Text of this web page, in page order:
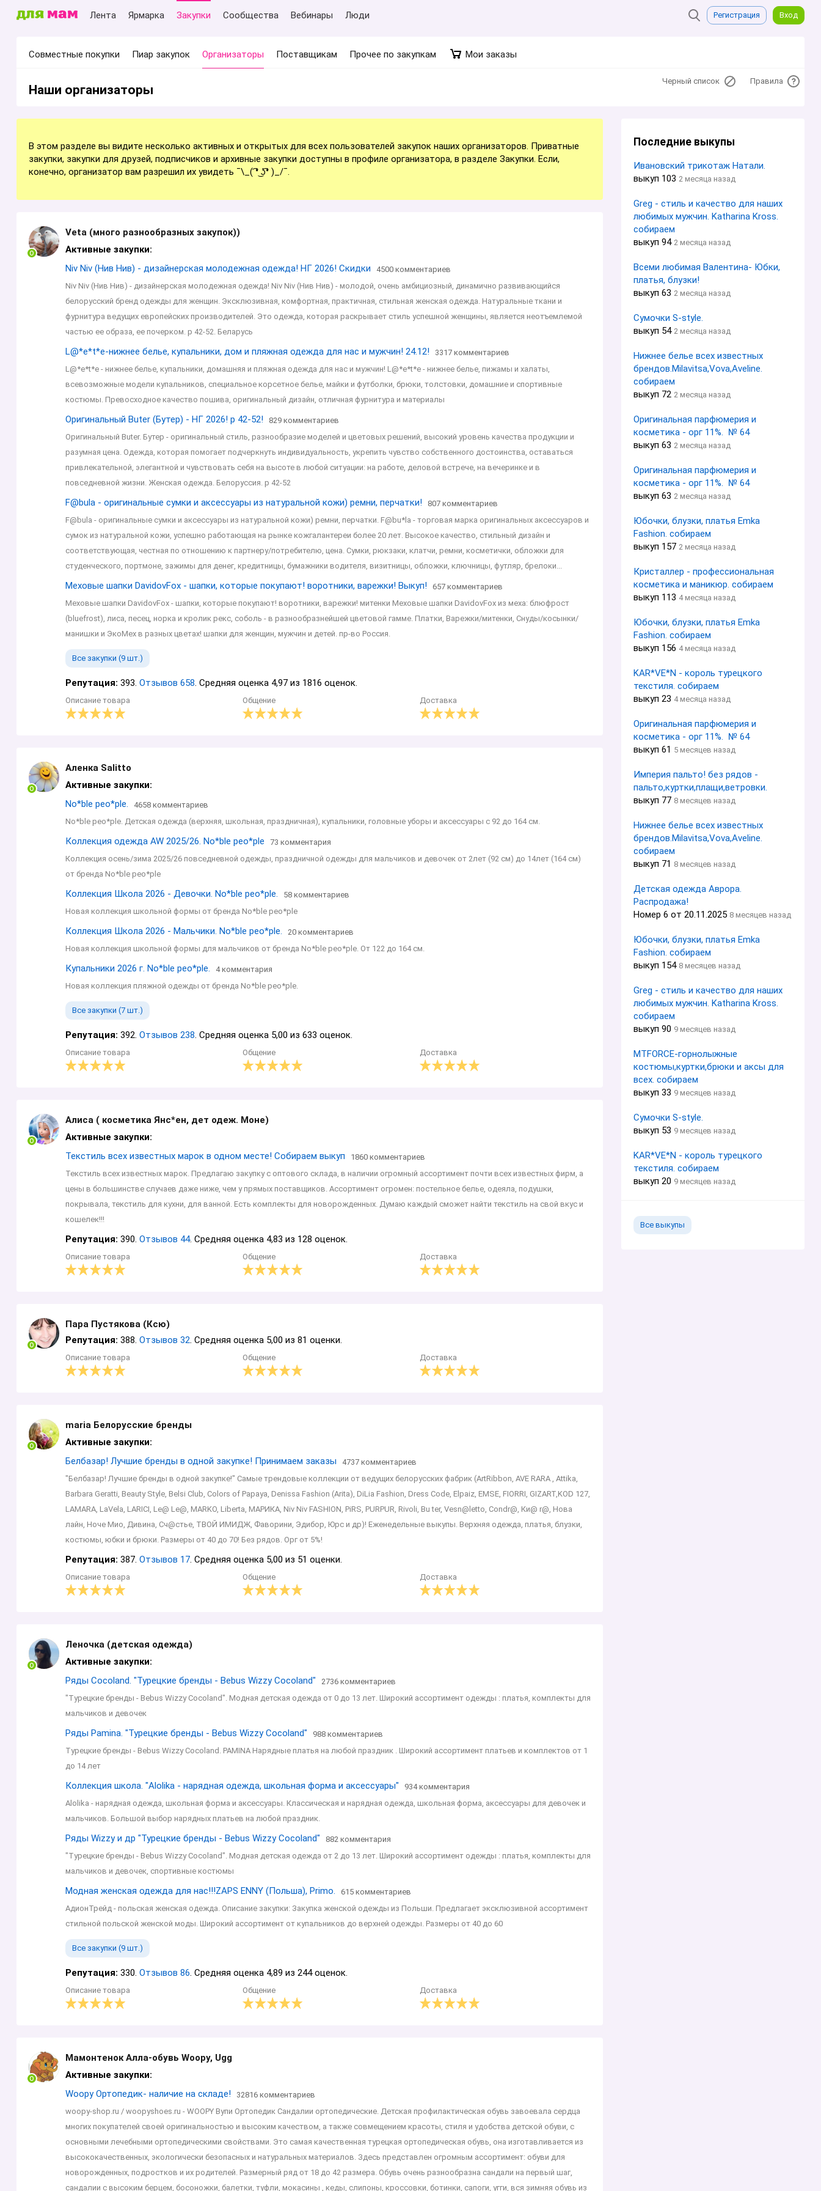
Лента Ярмарка Закупки Сообщества Вебинары Люди Регистрация Вход
Совместные покупки Пиар закупок Организаторы Поставщикам Прочее по закупкам Мои заказы
Черный список Правила
Наши организаторы
В этом разделе вы видите несколько активных и открытых для всех пользователей закупок наших организаторов. Приватные
закупки, закупки для друзей, подписчиков и архивные закупки доступны в профиле организатора, в разделе Закупки. Если,
конечно, организатор вам разрешил их увидеть ¯\_( ͡❛ ͜ʖ͡❛ )_/¯.
Veta (много разнообразных закупок))
Активные закупки:
Niv Niv (Нив Нив) - дизайнерская молодежная одежда! НГ 2026! Скидки
4500 комментариев
Niv Niv (Нив Нив) - дизайнерская молодежная одежда! Niv Niv (Нив Нив) - молодой, очень амбициозный, динамично развивающийся
белорусский бренд одежды для женщин. Эксклюзивная, комфортная, практичная, стильная женская одежда. Натуральные ткани и
фурнитура ведущих европейских производителей. Это одежда, которая раскрывает стиль успешной женщины, является неотъемлемой
частью ее образа, ее почерком. р 42-52. Беларусь
L@*е*t*е-нижнее белье, купальники, дом и пляжная одежда для нас и мужчин! 24.12!
3317 комментариев
L@*е*t*е - нижнее белье, купальники, домашняя и пляжная одежда для нас и мужчин! L@*е*t*е - нижнее белье, пижамы и халаты,
всевозможные модели купальников, специальное корсетное белье, майки и футболки, брюки, толстовки, домашние и спортивные
костюмы. Превосходное качество пошива, оригинальный дизайн, отличная фурнитура и материалы
Оригинальный Buter (Бутер) - НГ 2026! р 42-52!
829 комментариев
Оригинальный Buter. Бутер - оригинальный стиль, разнообразие моделей и цветовых решений, высокий уровень качества продукции и
разумная цена. Одежда, которая помогает подчеркнуть индивидуальность, укрепить чувство собственного достоинства, оставаться
привлекательной, элегантной и чувствовать себя на высоте в любой ситуации: на работе, деловой встрече, на вечеринке и в
повседневной жизни. Женская одежда. Белоруссия. р 42-52
F@bulа - оригинальные сумки и аксессуары из натуральной кожи) ремни, перчатки!
807 комментариев
F@bulа - оригинальные сумки и аксессуары из натуральной кожи) ремни, перчатки. F@bu*lа - торговая марка оригинальных аксессуаров и
сумок из натуральной кожи, успешно работающая на рынке кожгалантереи более 20 лет. Высокое качество, стильный дизайн и
соответствующая, честная по отношению к партнеру/потребителю, цена. Сумки, рюкзаки, клатчи, ремни, косметички, обложки для
студенческого, портмоне, зажимы для денег, кредитницы, бумажники водителя, визитницы, обложки, ключницы, футляр, брелоки...
Меховые шапки DavidovFox - шапки, которые покупают! воротники, варежки! Выкуп! 657 комментариев
Меховые шапки DavidovFox - шапки, которые покупают! воротники, варежки! митенки Меховые шапки DavidovFox из меха: блюфрост
(bluefrost), лиса, песец, норка и кролик рекс, соболь - в разнообразнейшей цветовой гамме. Платки, Варежки/митенки, Снуды/косынки/
манишки и ЭкоМех в разных цветах! шапки для женщин, мужчин и детей. пр-во Россия.
Все закупки (9 шт.)
Репутация: 393. Отзывов 658. Средняя оценка 4,97 из 1816 оценок.
Описание товара Общение Доставка
Аленка Sаlittо
Активные закупки:
No*blе peo*ple.
4658 комментариев
No*blе peo*ple. Детская одежда (верхняя, школьная, праздничная), купальники, головные уборы и аксессуары с 92 до 164 см.
Коллекция одежда AW 2025/26. No*blе peo*ple
73 комментария
Коллекция осень/зима 2025/26 повседневной одежды, праздничной одежды для мальчиков и девочек от 2лет (92 см) до 14лет (164 см)
от бренда No*blе peo*ple
Коллекция Школа 2026 - Девочки. No*blе peo*ple.
58 комментариев
Новая коллекция школьной формы от бренда No*blе peo*ple
Коллекция Школа 2026 - Мальчики. No*blе peo*ple.
20 комментариев
Новая коллекция школьной формы для мальчиков от бренда No*blе peo*plе. От 122 до 164 см.
Купальники 2026 г. No*blе peo*ple.
4 комментария
Новая коллекция пляжной одежды от бренда No*blе peo*plе.
Все закупки (7 шт.)
Репутация: 392. Отзывов 238. Средняя оценка 5,00 из 633 оценок.
Описание товара Общение Доставка
Алиса ( косметика Янс*ен, дет одеж. Моне)
Активные закупки:
Текстиль всех известных марок в одном месте! Собираем выкуп
1860 комментариев
Текстиль всех известных марок. Предлагаю закупку с оптового склада, в наличии огромный ассортимент почти всех известных фирм, а
цены в большинстве случаев даже ниже, чем у прямых поставщиков. Ассортимент огромен: постельное белье, одеяла, подушки,
покрывала, текстиль для кухни, для ванной. Есть комплекты для новорожденных. Думаю каждый сможет найти текстиль на свой вкус и
кошелек!!!
Репутация: 390. Отзывов 44. Средняя оценка 4,83 из 128 оценок.
Описание товара Общение Доставка
Пара Пустякова (Ксю)
Репутация: 388. Отзывов 32. Средняя оценка 5,00 из 81 оценки.
Описание товара Общение Доставка
maria Белорусские бренды
Активные закупки:
Белбазар! Лучшие бренды в одной закупке! Принимаем заказы
4737 комментариев
"Белбазар! Лучшие бренды в одной закупке!" Самые трендовые коллекции от ведущих белорусских фабрик (АrtRibbon, AVE RARA , Аttika,
Barbara Geratti, Beauty Style, Belsi Club, Colors of Papaya, Denissa Fashion (Arita), DiLia Fashion, Dress Code, Elpaiz, EMSE, FIORRI, GIZART,KOD 127,
LAMARA, LaVela, LARICI, Le@ Le@, MARKO, Liberta, МАРИКА, Niv Niv FASHION, PiRS, PURPUR, Rivoli, Bu ter, Vesn@letto, Condr@, Ки@ r@, Нова
лайн, Ноче Мио, Дивина, Сч@стье, ТВОЙ ИМИДЖ, Фаворини, Эдибор, Юрс и др)! Еженедельные выкупы. Верхняя одежда, платья, блузки,
костюмы, юбки и брюки. Размеры от 40 до 70! Без рядов. Орг от 5%!
Репутация: 387. Отзывов 17. Средняя оценка 5,00 из 51 оценки.
Описание товара Общение Доставка
Леночка (детская одежда)
Активные закупки:
Ряды Cocoland. "Турецкие бренды - Bebus Wizzy Cocoland"
2736 комментариев
"Турецкие бренды - Bebus Wizzy Cocoland". Модная детская одежда от 0 до 13 лет. Широкий ассортимент одежды : платья, комплекты для
мальчиков и девочек
Ряды Pamina. "Турецкие бренды - Bebus Wizzy Cocoland"
988 комментариев
Турецкие бренды - Bebus Wizzy Cocoland. PAMINA Нарядные платья на любой праздник . Широкий ассортимент платьев и комплектов от 1
до 14 лет
Коллекция школа. "Alolika - нарядная одежда, школьная форма и аксессуары"
934 комментария
Alolika - нарядная одежда, школьная форма и аксессуары. Классическая и нарядная одежда, школьная форма, аксессуары для девочек и
мальчиков. Большой выбор нарядных платьев на любой праздник.
Ряды Wizzy и др "Турецкие бренды - Bebus Wizzy Cocoland"
882 комментария
"Турецкие бренды - Bebus Wizzy Cocoland". Модная детская одежда от 2 до 13 лет. Широкий ассортимент одежды : платья, комплекты для
мальчиков и девочек, спортивные костюмы
Модная женская одежда для нас!!!ZAPS ENNY (Польша), Primo.
615 комментариев
АдионТрейд - польская женская одежда. Описание закупки: Закупка женской одежды из Польши. Предлагает эксклюзивной ассортимент
стильной польской женской моды. Широкий ассортимент от купальников до верхней одежды. Размеры от 40 до 60
Все закупки (9 шт.)
Репутация: 330. Отзывов 86. Средняя оценка 4,89 из 244 оценок.
Описание товара Общение Доставка
Мамонтенок Алла-обувь Woopy, Ugg
Активные закупки:
Woopy Ортопедик- наличие на складе!
32816 комментариев
woopy-shop.ru / woopyshoes.ru - WOOPY Вупи Ортопедик Сандалии ортопедические. Детская профилактическая обувь завоевала сердца
многих покупателей своей оригинальностью и высоким качеством, а также совмещением красоты, стиля и удобства детской обуви, с
основными лечебными ортопедическими свойствами. Это самая качественная турецкая ортопедическая обувь, она изготавливается из
высококачественных, экологически безопасных и натуральных материалов. Здесь представлен огромным ассортимент: обуви для
новорожденных, подростков и их родителей. Размерный ряд от 18 до 42 размера. Обувь очень разнообразна сандали на первый шаг,
сандалии с высоким берцем, босоножки, балетки, туфли, мокасины , кеды, слипоны, кроссовки, ботинки, сапоги, угги, вся зимняя обувь из
Последние выкупы
Ивановский трикотаж Натали.
выкуп 103 2 месяца назад
Greg - стиль и качество для наших
любимых мужчин. Katharina Kross.
собираем
выкуп 94 2 месяца назад
Всеми любимая Валентина- Юбки,
платья, блузки!
выкуп 63 2 месяца назад
Сумочки S-style.
выкуп 54 2 месяца назад
Нижнее белье всех известных
брендов.Milavitsa,Vova,Aveline.
собираем
выкуп 72 2 месяца назад
Оригинальная парфюмерия и
косметика - орг 11%. № 64
выкуп 63 2 месяца назад
Оригинальная парфюмерия и
косметика - орг 11%. № 64
выкуп 63 2 месяца назад
Юбочки, блузки, платья Emka
Fashion. собираем
выкуп 157 2 месяца назад
Кристаллер - профессиональная
косметика и маникюр. собираем
выкуп 113 4 месяца назад
Юбочки, блузки, платья Emka
Fashion. собираем
выкуп 156 4 месяца назад
KAR*VE*N - король турецкого
текстиля. собираем
выкуп 23 4 месяца назад
Оригинальная парфюмерия и
косметика - орг 11%. № 64
выкуп 61 5 месяцев назад
Империя пальто! без рядов -
пальто,куртки,плащи,ветровки.
выкуп 77 8 месяцев назад
Нижнее белье всех известных
брендов.Milavitsa,Vova,Aveline.
собираем
выкуп 71 8 месяцев назад
Детская одежда Aврoра.
Распродажа!
Номер 6 от 20.11.2025 8 месяцев назад
Юбочки, блузки, платья Emka
Fashion. собираем
выкуп 154 8 месяцев назад
Greg - стиль и качество для наших
любимых мужчин. Katharina Kross.
собираем
выкуп 90 9 месяцев назад
MTFORCE-горнолыжные
костюмы,куртки,брюки и аксы для
всех. собираем
выкуп 33 9 месяцев назад
Сумочки S-style.
выкуп 53 9 месяцев назад
KAR*VE*N - король турецкого
текстиля. собираем
выкуп 20 9 месяцев назад
Все выкупы